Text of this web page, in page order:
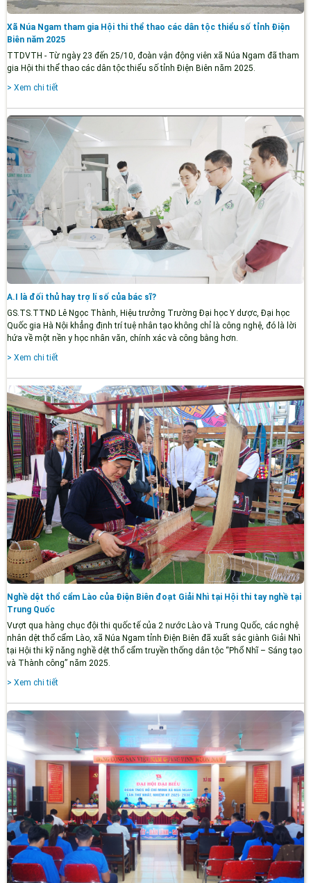
Xã Núa Ngam tham gia Hội thi thể thao các dân tộc thiểu số tỉnh Điện
Biên năm 2025
TTDVTH - Từ ngày 23 đến 25/10, đoàn vận động viên xã Núa Ngam đã tham
gia Hội thi thể thao các dân tộc thiểu số tỉnh Điện Biên năm 2025.
> Xem chi tiết
A.I là đối thủ hay trợ lí số của bác sĩ?
GS.TS.TTND Lê Ngọc Thành, Hiệu trưởng Trường Đại học Y dược, Đại học
Quốc gia Hà Nội khẳng định trí tuệ nhân tạo không chỉ là công nghệ, đó là lời
hứa về một nền y học nhân văn, chính xác và công bằng hơn.
> Xem chi tiết
Nghề dệt thổ cẩm Lào của Điện Biên đoạt Giải Nhì tại Hội thi tay nghề tại
Trung Quốc
Vượt qua hàng chục đội thi quốc tế của 2 nước Lào và Trung Quốc, các nghệ
nhân dệt thổ cẩm Lào, xã Núa Ngam tỉnh Điện Biên đã xuất sắc giành Giải Nhì
tại Hội thi kỹ năng nghề dệt thổ cẩm truyền thống dân tộc “Phổ Nhĩ – Sáng tạo
và Thành công” năm 2025.
> Xem chi tiết